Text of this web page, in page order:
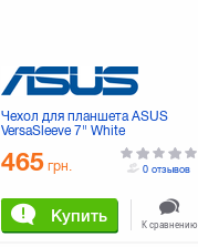
Чехол для планшета ASUS
VersaSleeve 7" White
(90XB001P-BSL020)
465 грн.
Купить
0 отзывов
К сравнению